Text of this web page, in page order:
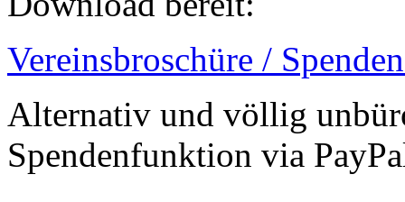
Vereinsbroschüre /
Alternativ und völlig
Spendenfunktion via